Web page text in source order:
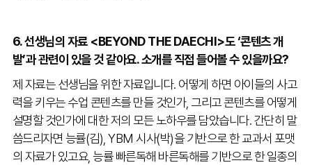
6. 선생님의 자료 <BEYOND THE DAECHI>도 ‘콘텐츠 개
발’과 관련이 있을 것 같아요. 소개를 직접 들어볼 수 있을까요?
제 자료는 선생님을 위한 자료입니다. 어떻게 하면 아이들의 사고
력을 키우는 수업 콘텐츠를 만들 것인가, 그리고 콘텐츠를 어떻게
설명할 것인가에 대한 저의 모든 노하우를 담았습니다. 간단히 말
씀드리자면 능률(김), YBM 시사(박)을 기반으로 한 교과서 포맷
의 자료가 있고요, 능률 빠른독해 바른독해를 기반으로 한 일종의